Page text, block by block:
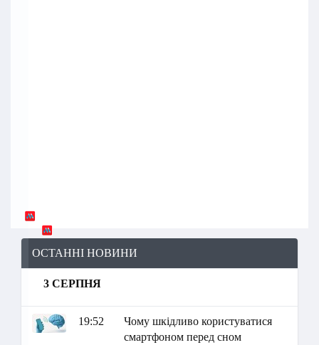
ОСТАННІ НОВИНИ
3 СЕРПНЯ
19:52
Чому шкідливо користуватися
смартфоном перед сном